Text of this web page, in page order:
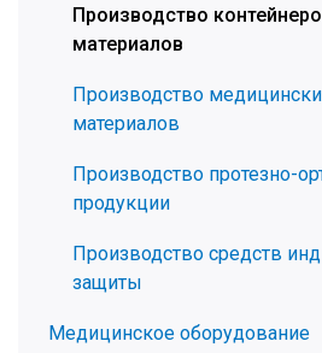
Производство
материалов
Производство
материалов
Производство протезно-
продукции
Производство средств
защиты
Медицинское оборудование